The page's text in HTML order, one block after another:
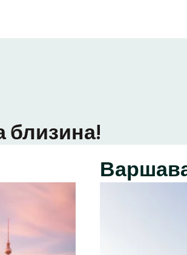
близина!